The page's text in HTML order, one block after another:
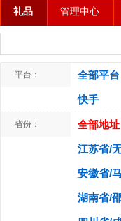
礼品 管理中心
平台： 全部平台
快手
省份： 全部地址
江苏省/
安徽省/
湖南省/